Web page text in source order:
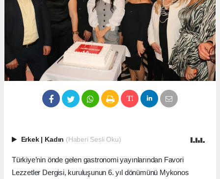
Erkek Kadın (Haberi Sesli Oku)
Türkiye’nin önde gelen gastronomi yayınlarından Favori
Lezzetler Dergisi, kuruluşunun 6. yıl dönümünü Mykonos